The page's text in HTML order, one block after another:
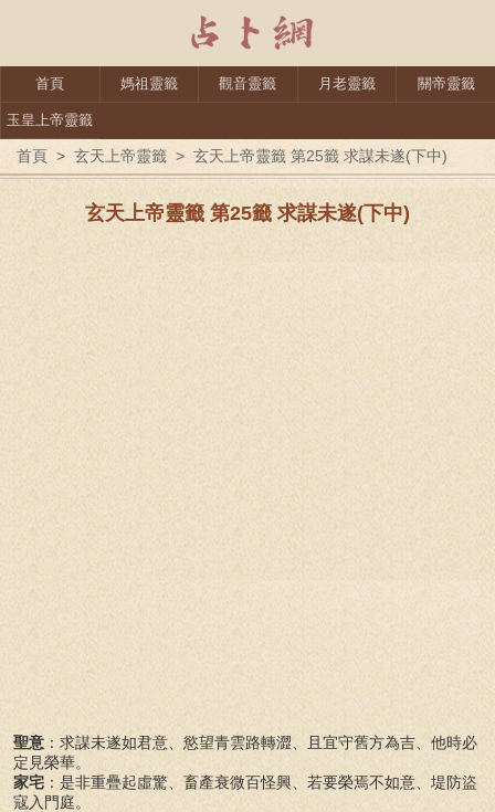
首頁 媽祖靈籤 觀音靈籤 月老靈籤 關帝靈籤
玉皇上帝靈籤
首頁 > 玄天上帝靈籤 > 玄天上帝靈籤 第25籤 求謀未遂(下中)
玄天上帝靈籤 第25籤 求謀未遂(下中)
聖意 ：求謀未遂如君意、慾望青雲路轉澀、且宜守舊方為吉、他時必
定見榮華。
家宅 ：是非重疊起虛驚、畜產衰微百怪興、若要榮焉不如意、堤防盜
寇入門庭。